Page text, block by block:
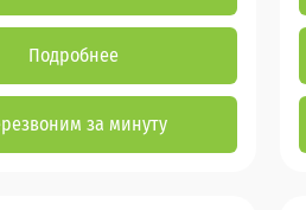
Подробнее
за минуту